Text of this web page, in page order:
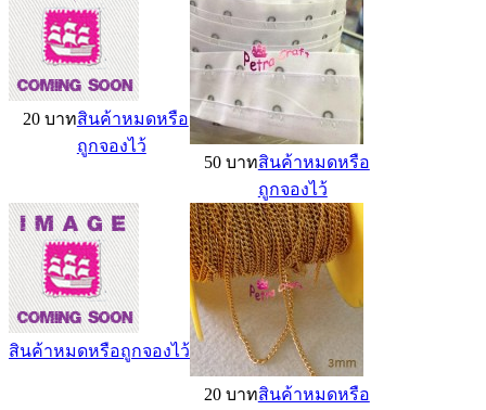
20 บาทสินค้าหมดหรือ
ถูกจองไว้
50 บาทสินค้าหมดหรือ
ถูกจองไว้
สินค้าหมดหรือถูกจองไว้
20 บาทสินค้าหมดหรือ